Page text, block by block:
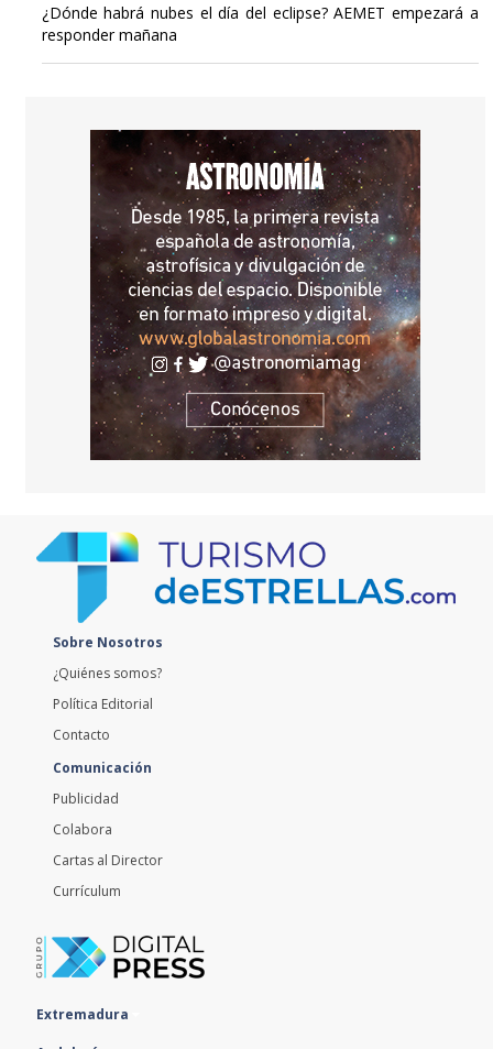
¿Dónde habrá nubes el día del eclipse? AEMET empezará a
responder mañana
Sobre Nosotros
¿Quiénes somos?
Política Editorial
Contacto
Comunicación
Publicidad
Colabora
Cartas al Director
Currículum
Extremadura